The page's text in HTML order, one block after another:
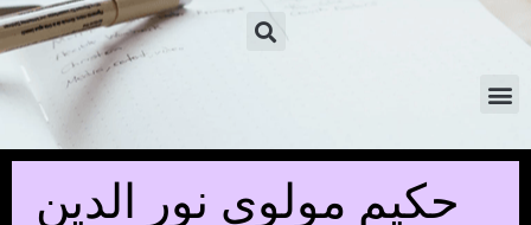
حکیم مولوی نور الدین